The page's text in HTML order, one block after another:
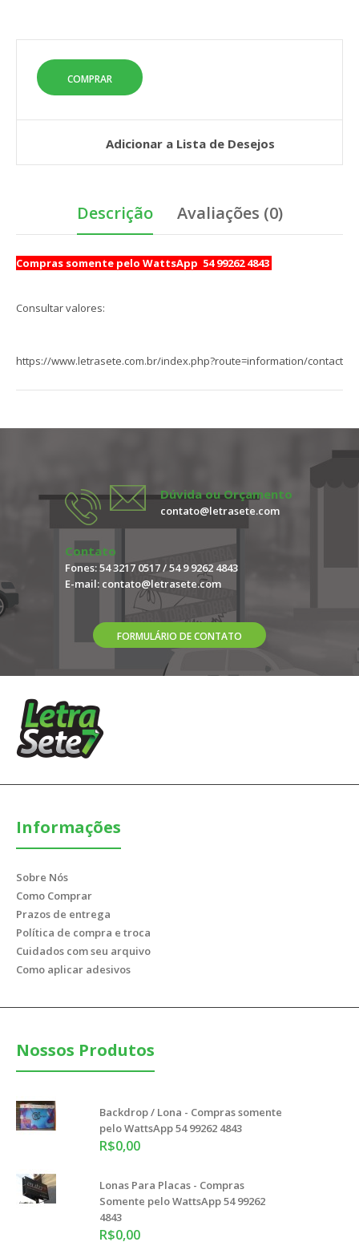
Adicionar a Lista de Desejos
Descrição Avaliações (0)
Compras somente pelo WattsApp 54 99262 4843
Consultar valores:
https://www.letrasete.com.br/index.php?route=information/contact
Dúvida ou Orçamento
contato@letrasete.com
Contato
Fones: 54 3217 0517 / 54 9 9262 4843
E-mail: contato@letrasete.com
FORMULÁRIO DE CONTATO
Informações
Sobre Nós
Como Comprar
Prazos de entrega
Política de compra e troca
Cuidados com seu arquivo
Como aplicar adesivos
Nossos Produtos
Backdrop / Lona - Compras somente
pelo WattsApp 54 99262 4843
R$0,00
Lonas Para Placas - Compras
Somente pelo WattsApp 54 99262
4843
R$0,00